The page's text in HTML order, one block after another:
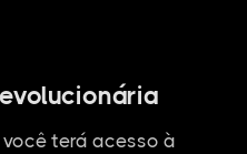
terá acesso à